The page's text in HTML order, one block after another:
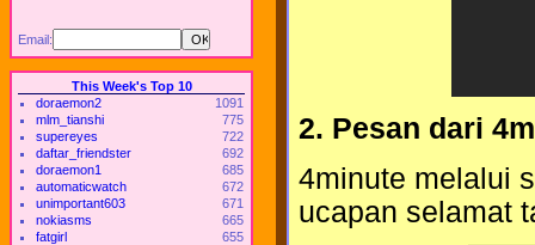
Email:
This Week's Top 10
doraemon2
1091
mlm_tianshi
775
supereyes
722
daftar_friendster
692
doraemon1
685
automaticwatch
672
unimportant603
671
nokiasms
665
fatgirl
655
2. Pesan dari
4minute melalui
ucapan selamat